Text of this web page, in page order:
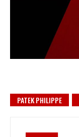
PATEK PHILIPPE